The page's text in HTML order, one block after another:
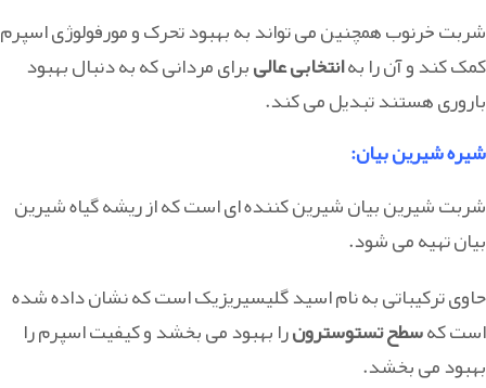
شربت خرنوب همچنین می تواند به بهبود تحرک و مورفولوژی اسپرم
کمک کند و آن را بهانتخابی عالیبرای مردانی که به دنبال بهبود
باروری هستند تبدیل می کند.
شیره شیرین بیان:
شربت شیرین بیان شیرین کننده ای است که از ریشه گیاه شیرین
بیان تهیه می شود.
حاوی ترکیباتی به نام اسید گلیسیریزیک است که نشان داده شده
است کهسطح تستوسترونرا بهبود می بخشد و کیفیت اسپرم را
بهبود می بخشد.